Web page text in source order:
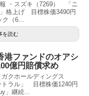
・スズキ（7269） 「ニ
格上げ 目標株価3490円
ク（6...
を読む
港ファンドのオアシ
億円賠償求め
クホールディングス
ラル」 目標株価1240円
」継続...